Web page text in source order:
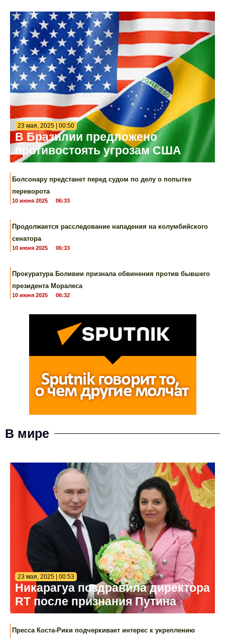
23 мая, 2025 | 00:50
В Бразилии предложено
противостоять угрозам США
Болсонару предстанет перед судом по делу о попытке
переворота
10 июня 2025 06:33
Продолжается расследование нападения на колумбийского
сенатора
10 июня 2025 06:33
Прокуратура Боливии признала обвинения против бывшего
президента Моралеса
10 июня 2025 06:32
В мире
23 мая, 2025 | 00:53
Никарагуа поздравила директора
RT после признания Путина
Пресса Коста-Рики подчеркивает интерес к укреплению